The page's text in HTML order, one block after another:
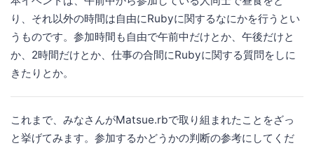
り、それ以外の時間は自由にRubyに関するなにかを行うとい
うものです。参加時間も自由で午前中だけとか、午後だけと
か、2時間だけとか、仕事の合間にRubyに関する質問をしに
きたりとか。
これまで、みなさんがMatsue.rbで取り組まれたことをざっ
と挙げてみます。参加するかどうかの判断の参考にしてくだ